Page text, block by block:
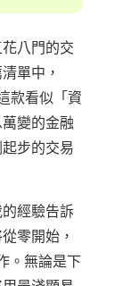
八門的交
單中，
款看似「資
變的金融
步的交易
經驗告訴
零開始，
。無論是下